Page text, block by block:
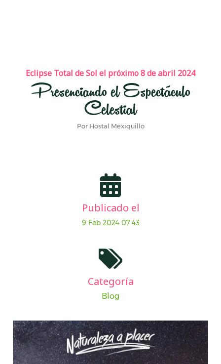
Eclipse Total de Sol el próximo 8 de abril 2024
Presenciando el Espectáculo
Celestial
Por Hostal Mexiquillo
Publicado el
9 Feb 2024 07:43
Categoría
Blog